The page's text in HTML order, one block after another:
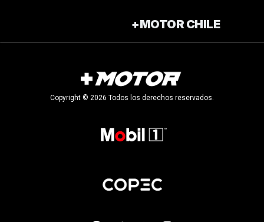
+MOTOR CHILE
Copyright © 2026 Todos los derechos reservados.